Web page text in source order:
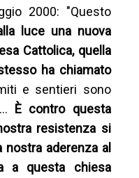
2000: "Questo
luce una nuova
Cattolica, quella
ha chiamato
e sentieri sono
È contro questa
resistenza si
nostra aderenza al
a questa chiesa